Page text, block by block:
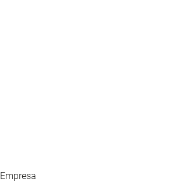
Empresa